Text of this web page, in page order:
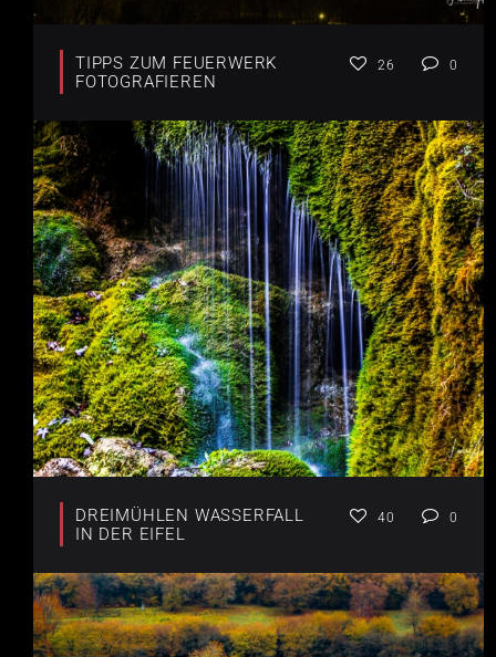
TIPPS ZUM FEUERWERK
FOTOGRAFIEREN
26 0
DREIMÜHLEN WASSERFALL
IN DER EIFEL
40 0